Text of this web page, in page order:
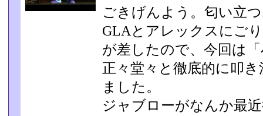
ごきげんよう。匂い立
GLAとアレックスにご
が差したので、今回は
正々堂々と徹底的に叩
ました。
ジャブローがなんか最